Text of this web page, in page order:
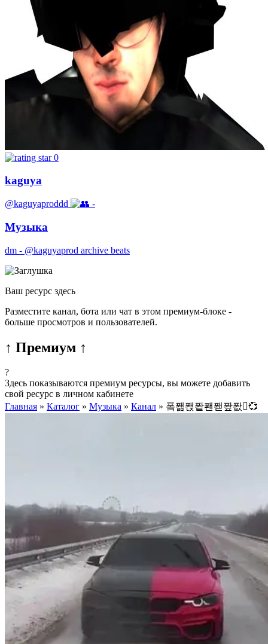
0
kaguya
@kaguyaproddd -
Музыка
dm - @kaguyaprod archive beats
Ваш ресурс здесь
Разместите канал, бота или чат в этом премиум-блоке -
больше просмотров и пользователей.
↑ Премиум ↑
?
Здесь показываются премиум ресурсы, вы можете добавить
свой ресурс в личном кабинете
Главная » Каталог » Музыка » Канал » 퐄퐮퐩퐡퐨퐫퐢퐚💞